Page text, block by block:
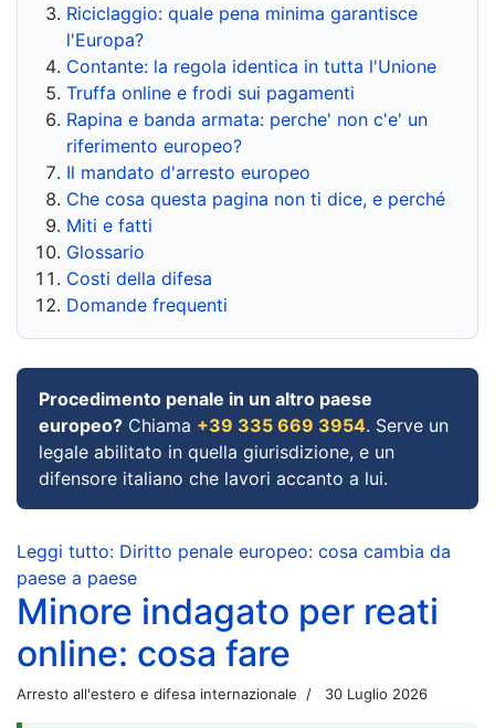
Riciclaggio: quale pena minima garantisce
l'Europa?
Contante: la regola identica in tutta l'Unione
Truffa online e frodi sui pagamenti
Rapina e banda armata: perche' non c'e' un
riferimento europeo?
Il mandato d'arresto europeo
Che cosa questa pagina non ti dice, e perché
Miti e fatti
Glossario
Costi della difesa
Domande frequenti
Procedimento penale in un altro paese
europeo? Chiama +39 335 669 3954. Serve un
legale abilitato in quella giurisdizione, e un
difensore italiano che lavori accanto a lui.
Leggi tutto: Diritto penale europeo: cosa cambia da
paese a paese
Minore indagato per reati
online: cosa fare
Arresto all'estero e difesa internazionale 30 Luglio 2026